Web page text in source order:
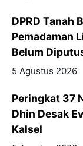
DPRD Tanah
Pemadaman
Belum
5 Agustus 2026
Peringkat 37
Dhin Desak
Kalsel